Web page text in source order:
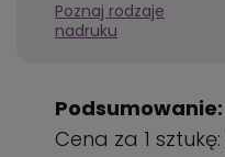
Poznaj rodzaje
nadruku
Podsumowanie:
Cena za 1 sztukę: